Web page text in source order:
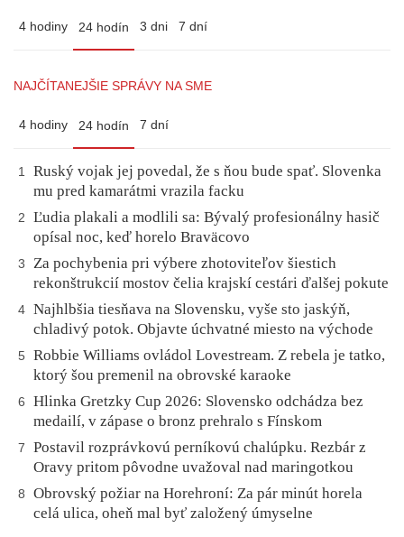
4 hodiny 24 hodín 3 dni 7 dní
NAJČÍTANEJŠIE SPRÁVY NA SME
4 hodiny 24 hodín 7 dní
1
Ruský vojak jej povedal, že s ňou bude spať. Slovenka
mu pred kamarátmi vrazila facku
2
Ľudia plakali a modlili sa: Bývalý profesionálny hasič
opísal noc, keď horelo Braväcovo
3
Za pochybenia pri výbere zhotoviteľov šiestich
rekonštrukcií mostov čelia krajskí cestári ďalšej pokute
4 Najhlbšia tiesňava na Slovensku, vyše sto jaskýň,
chladivý potok. Objavte úchvatné miesto na východe
5
Robbie Williams ovládol Lovestream. Z rebela je tatko,
ktorý šou premenil na obrovské karaoke
6
Hlinka Gretzky Cup 2026: Slovensko odchádza bez
medailí, v zápase o bronz prehralo s Fínskom
7
Postavil rozprávkovú perníkovú chalúpku. Rezbár z
Oravy pritom pôvodne uvažoval nad maringotkou
8
Obrovský požiar na Horehroní: Za pár minút horela
celá ulica, oheň mal byť založený úmyselne